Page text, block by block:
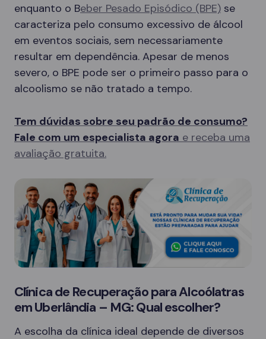
enquanto o Beber Pesado Episódico (BPE) se
caracteriza pelo consumo excessivo de álcool
em eventos sociais, sem necessariamente
resultar em dependência. Apesar de menos
severo, o BPE pode ser o primeiro passo para o
alcoolismo se não tratado a tempo.
Tem dúvidas sobre seu padrão de consumo?
Fale com um especialista agora e receba uma
avaliação gratuita.
Clínica de Recuperação para Alcoólatras
em Uberlândia – MG: Qual escolher?
A escolha da clínica ideal depende de diversos